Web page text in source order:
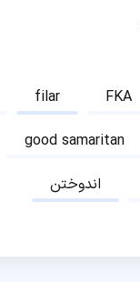
filar FKA
good samaritan
اندوختن